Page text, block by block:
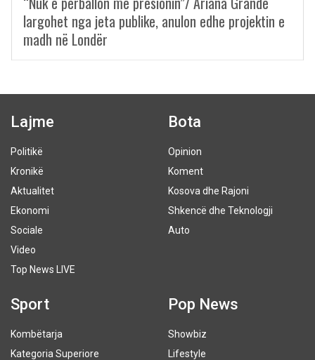
largohet nga jeta publike, anulon edhe projektin e
madh në Londër
Lajme
Politikë
Kronikë
Aktualitet
Ekonomi
Sociale
Video
Top News LIVE
Bota
Opinion
Koment
Kosova dhe Rajoni
Shkencë dhe Teknologji
Auto
Sport
Kombëtarja
Kategoria Superiore
Pop News
Showbiz
Lifestyle